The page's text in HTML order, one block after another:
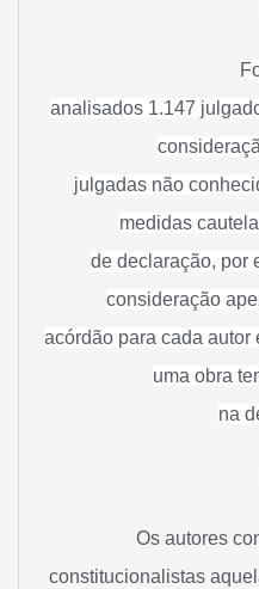
analisados 1.147
julgadas não
medidas
de declaração, por
consideração
acórdão para cada autor
uma obra
na
Os autores
constitucionalistas